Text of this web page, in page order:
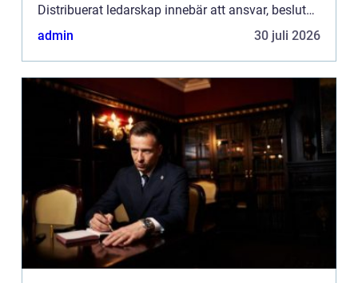
Distribuerat ledarskap innebär att ansvar, beslut
och initiativ sprids över hela teamet i...
admin 30 juli 2026